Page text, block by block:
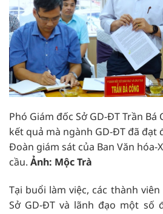
Phó Giám đốc Sở GD-ĐT Trần
kết quả mà ngành GD-ĐT đã đạt
Đoàn giám sát của Ban Văn hóa-
cầu. Ảnh: Mộc Trà
Tại buổi làm việc, các thành
Sở GD-ĐT và lãnh đạo một số